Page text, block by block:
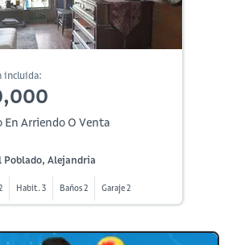
incluida:
Arriendo O Venta
Poblado, Alejandria
Habit. 3 Baños 2 Garaje 2